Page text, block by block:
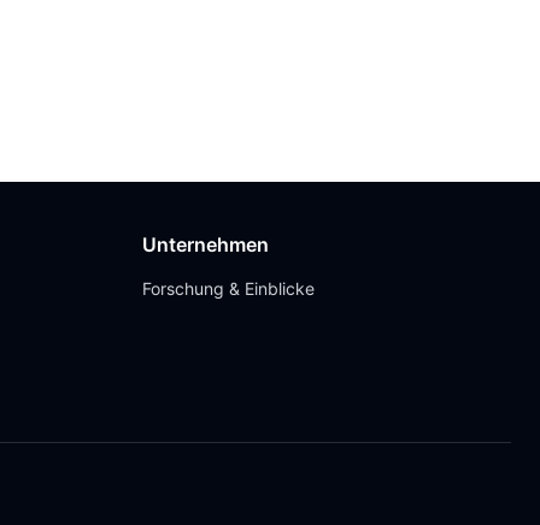
Unternehmen
Forschung & Einblicke